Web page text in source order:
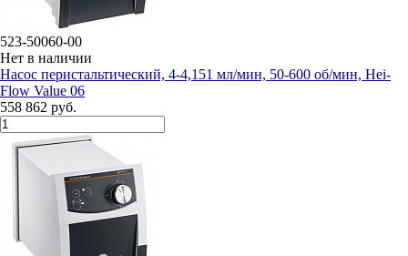
523-50060-00
Нет в наличии
Насос перистальтический, 4-4,151 мл/мин, 50-600 об/мин, Hei-
Flow Value 06
558 862 руб.